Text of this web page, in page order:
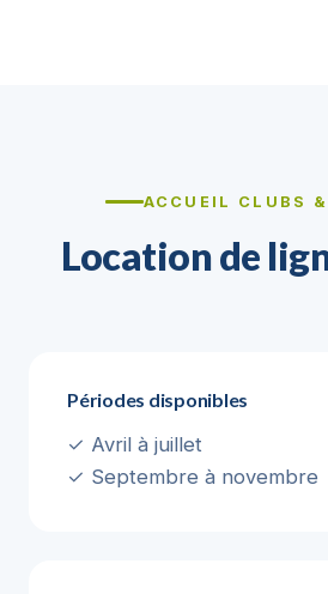
ACCUEIL CLUBS &
Location de
Périodes disponibles
✓ Avril à juillet
✓ Septembre à novembre